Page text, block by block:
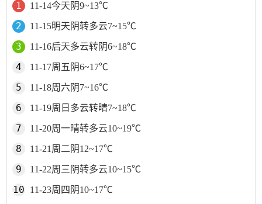
11-14今天阴9~13℃
11-15明天阴转多云7~15℃
11-16后天多云转阴6~18℃
11-17周五阴6~17℃
11-18周六阴7~16℃
11-19周日多云转晴7~18℃
11-20周一晴转多云10~19℃
11-21周二阴12~17℃
11-22周三阴转多云10~15℃
11-23周四阴10~17℃